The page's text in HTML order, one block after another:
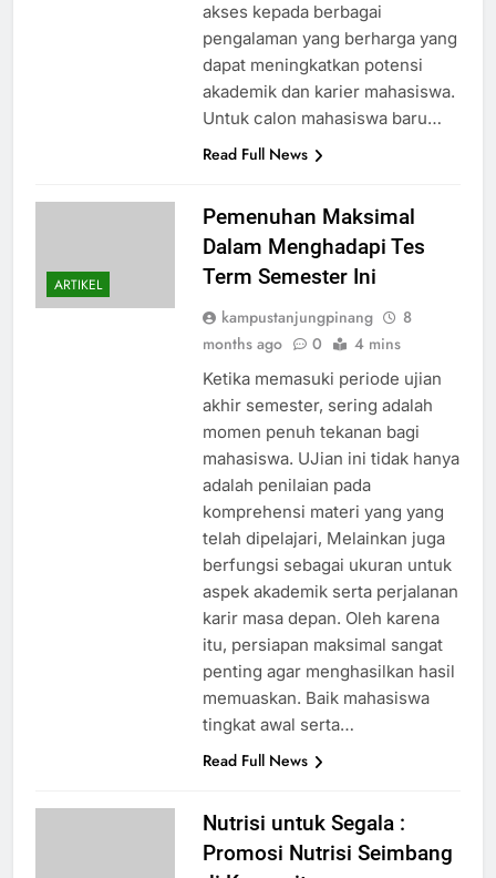
akses kepada berbagai
pengalaman yang berharga yang
dapat meningkatkan potensi
akademik dan karier mahasiswa.
Untuk calon mahasiswa baru…
Read Full News
ARTIKEL
Pemenuhan Maksimal
Dalam Menghadapi Tes
Term Semester Ini
kampustanjungpinang
8
months ago
0 4 mins
Ketika memasuki periode ujian
akhir semester, sering adalah
momen penuh tekanan bagi
mahasiswa. UJian ini tidak hanya
adalah penilaian pada
komprehensi materi yang yang
telah dipelajari, Melainkan juga
berfungsi sebagai ukuran untuk
aspek akademik serta perjalanan
karir masa depan. Oleh karena
itu, persiapan maksimal sangat
penting agar menghasilkan hasil
memuaskan. Baik mahasiswa
tingkat awal serta…
Read Full News
Nutrisi untuk Segala :
Promosi Nutrisi Seimbang